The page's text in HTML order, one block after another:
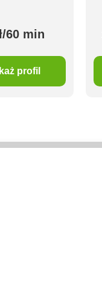
60 min
profil